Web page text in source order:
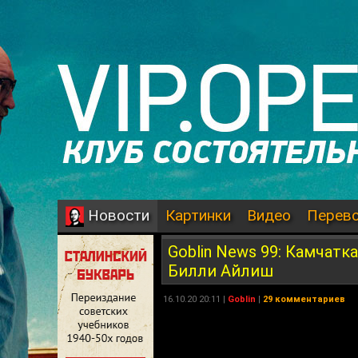
Новости Картинки Видео
Goblin News 99:
Билли Айлиш
16.10.20 20:11 | Goblin | 29 комментариев